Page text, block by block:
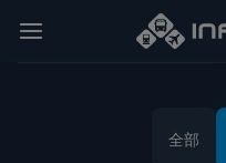
全部